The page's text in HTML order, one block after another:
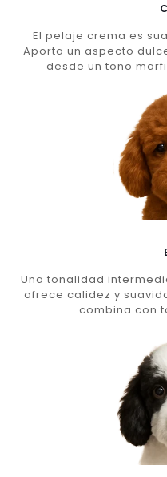
El pelaje crema es
Aporta un aspecto
desde un tono
Una tonalidad
ofrece calidez y
combina con